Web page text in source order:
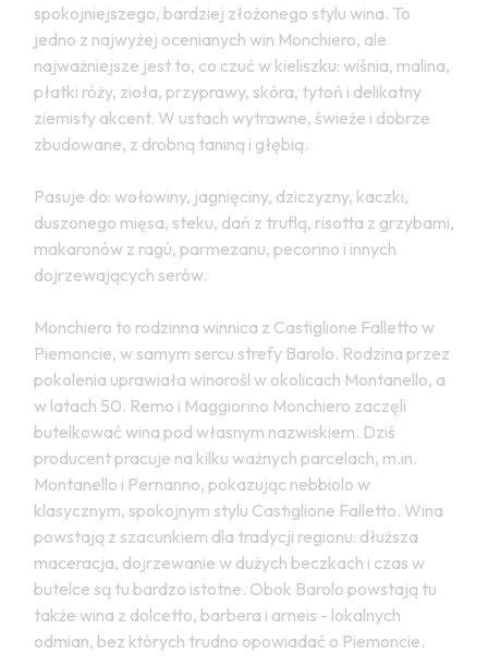
spokojniejszego, bardziej złożonego stylu wina. To
jedno z najwyżej ocenianych win Monchiero, ale
najważniejsze jest to, co czuć w kieliszku: wiśnia, malina,
płatki róży, zioła, przyprawy, skóra, tytoń i delikatny
ziemisty akcent. W ustach wytrawne, świeże i dobrze
zbudowane, z drobną taniną i głębią.
Pasuje do: wołowiny, jagnięciny, dziczyzny, kaczki,
duszonego mięsa, steku, dań z truflą, risotta z grzybami,
makaronów z ragù, parmezanu, pecorino i innych
dojrzewających serów.
Monchiero to rodzinna winnica z Castiglione Falletto w
Piemoncie, w samym sercu strefy Barolo. Rodzina przez
pokolenia uprawiała winorośl w okolicach Montanello, a
w latach 50. Remo i Maggiorino Monchiero zaczęli
butelkować wina pod własnym nazwiskiem. Dziś
producent pracuje na kilku ważnych parcelach, m.in.
Montanello i Pernanno, pokazując nebbiolo w
klasycznym, spokojnym stylu Castiglione Falletto. Wina
powstają z szacunkiem dla tradycji regionu: dłuższa
maceracja, dojrzewanie w dużych beczkach i czas w
butelce są tu bardzo istotne. Obok Barolo powstają tu
także wina z dolcetto, barbera i arneis - lokalnych
odmian, bez których trudno opowiadać o Piemoncie.